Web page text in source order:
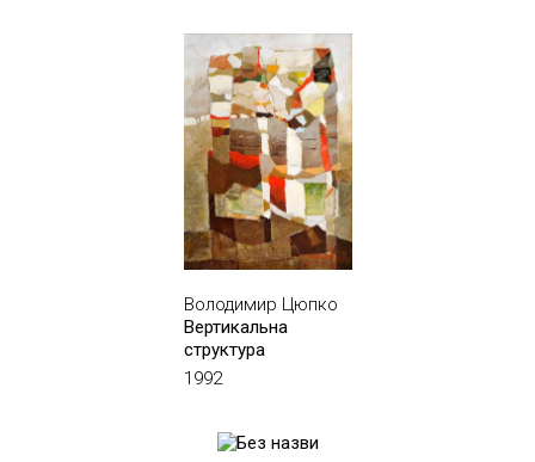
Володимир Цюпко
Вертикальна
структура
1992